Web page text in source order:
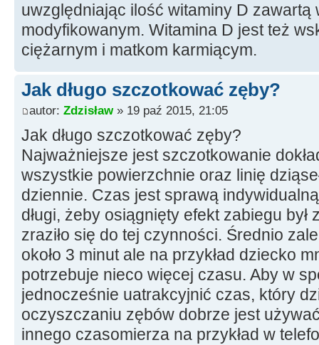
uwzględniając ilość witaminy D zawartą
modyfikowanym. Witamina D jest też
ciężarnym i matkom karmiącym.
Jak długo szczotkować zęby?
autor: Zdzisław» 19 paź 2015, 21:05
Jak długo szczotkować zęby?
Najważniejsze jest szczotkowanie
wszystkie powierzchnie oraz linię
dziennie. Czas jest sprawą
długi, żeby osiągnięty efekt zabiegu
zraziło się do tej czynności. Średnio
około 3 minut ale na przykład dziecko
potrzebuje nieco więcej czasu. Aby w
jednocześnie uatrakcyjnić czas, który
oczyszczaniu zębów dobrze jest
innego czasomierza na przykład w